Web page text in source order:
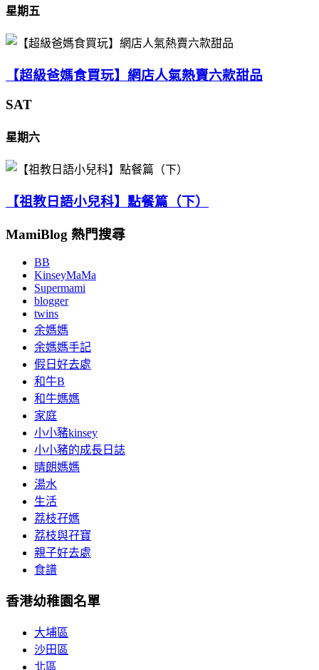
星期五
【超級爸媽食買玩】網店人氣熱賣六款甜品
SAT
星期六
【祖教日語小兒科】點餐篇（下）
MamiBlog 熱門搜尋
BB
KinseyMaMa
Supermami
blogger
twins
余媽媽
余媽媽手記
假日好去處
和牛B
和牛媽媽
家庭
小小豬kinsey
小小豬的成長日誌
晴朗媽媽
湯水
生活
荔枝孖媽
荔枝與孖寶
親子好去處
食譜
香港幼稚園名單
大埔區
沙田區
北區